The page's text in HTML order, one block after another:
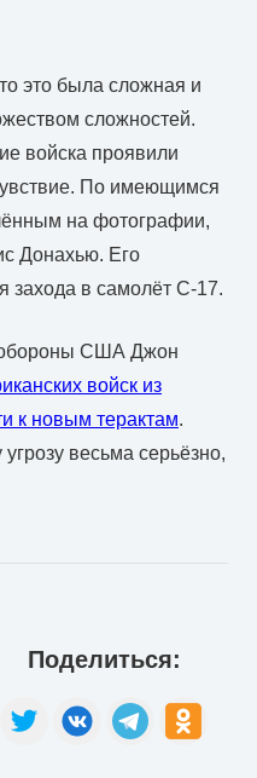
это была сложная и
сложностей.
войска проявили
По имеющимся
на фотографии,
Донахью. Его
захода в самолёт С-17.
США Джон
войск из
к новым терактам.
весьма серьёзно,
Поделиться: